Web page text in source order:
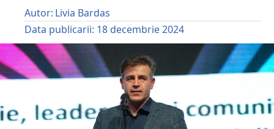
Autor: Livia Bardas
Data publicarii: 18 decembrie 2024